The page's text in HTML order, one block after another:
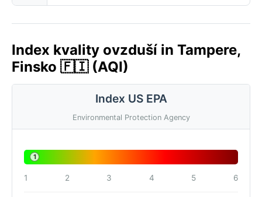
Index kvality ovzduší in Tampere,
Finsko 🇫🇮 (AQI)
Index US EPA
Environmental Protection Agency
1
1 2 3 4 5 6